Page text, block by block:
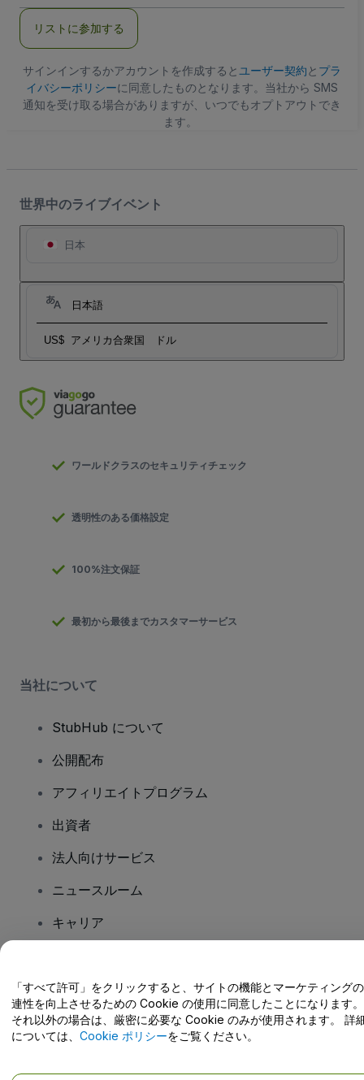
ア
ス
リストに参加する
サインインするかアカウントを作成すると ユーザー契約と プラ
イバシーポリシーに同意したものとなります。当社から SMS
通知を受け取る場合がありますが、いつでもオプトアウトでき
ます。
世界中のライブイベント
日本
日本語
US$ アメリカ合衆国 ドル
ワールドクラスのセキュリティチェック
透明性のある価格設定
100%注文保証
最初から最後までカスタマーサービス
当社について
StubHub について
公開配布
アフィリエイトプログラム
出資者
法人向けサービス
ニュースルーム
キャリア
ご質問はありますか?
ヘルプセンター / こちらまでご連絡下さい
「すべて許可」をクリックすると、サイトの機能とマーケティング
連性を向上させるための Cookie の使用に同意したことになります。
それ以外の場合は、厳密に必要な Cookie のみが使用されます。 詳
については、 Cookie ポリシーをご覧ください。